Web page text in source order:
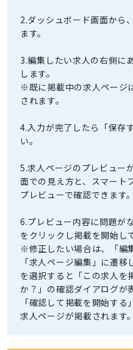
2.ダッシュボード画面から
ます。
3.編集したい求人の右側に
します。
※既に掲載中の求人ページ
されます。
4.入力が完了したら「保存
い。
5.求人ページのプレビュー
面での見え方と、スマート
プレビューで確認できます。
6.プレビュー内容に問題が
をクリックし掲載を開始し
※修正したい場合は、「編
「求人ページ編集」に遷移
を選択すると「この求人を
か？」の確認ダイアログが
「確認して掲載を開始する
求人ページが掲載されます。